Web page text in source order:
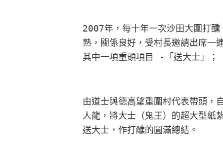
2007年，每十年一次沙田大圍打
熟，關係良好，受村長邀請出席一
其中一項重頭項目 -「送大士」；
由道士與德高望重圍村代表帶頭，
人龍，將大士（鬼王）的超大型紙
送大士，作打醮的圓滿總結。